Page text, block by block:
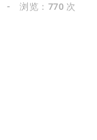
浏览：770 次